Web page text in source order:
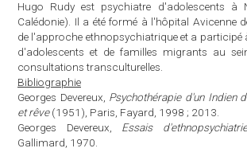
Hugo Rudy est psychiatre d'adolescents à
Calédonie). Il a été formé à l'hôpital Avicenne
de l'approche ethnopsychiatrique et a participé
d'adolescents et de familles migrants au
consultations transculturelles.
Bibliographie
Georges Devereux, Psychothérapie d'un Indien
et rêve(1951), Paris, Fayard, 1998 ; 2013.
Georges Devereux, Essais
Gallimard, 1970.